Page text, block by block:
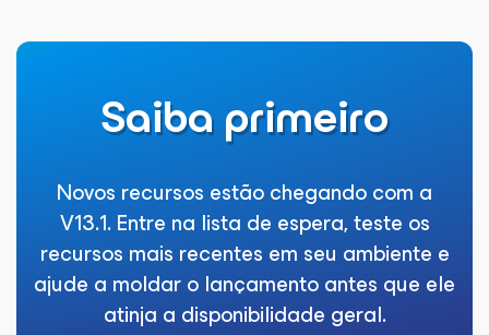
Saiba primeiro
Novos recursos estão chegando com a
V13.1. Entre na lista de espera, teste os
recursos mais recentes em seu ambiente e
ajude a moldar o lançamento antes que ele
atinja a disponibilidade geral.